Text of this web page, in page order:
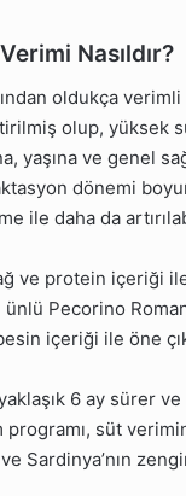
Nasıldır?
oldukça
olup, yüksek
yaşına ve genel
dönemi
ile daha da
ve protein içeriği
ünlü Pecorino
içeriği ile öne
6 ay sürer ve
programı, süt
ve Sardinya’nın